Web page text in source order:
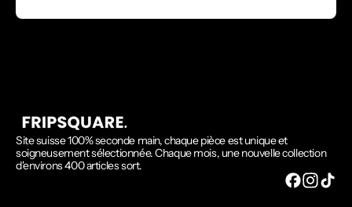
Site suisse 100% seconde main, chaque pièce est unique et
soigneusement sélectionnée. Chaque mois, une nouvelle collection
d'environs 400 articles sort.